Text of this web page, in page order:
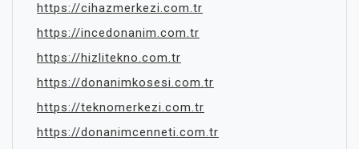
https://cihazmerkezi.com.tr
https://incedonanim.com.tr
https://hizlitekno.com.tr
https://donanimkosesi.com.tr
https://teknomerkezi.com.tr
https://donanimcenneti.com.tr